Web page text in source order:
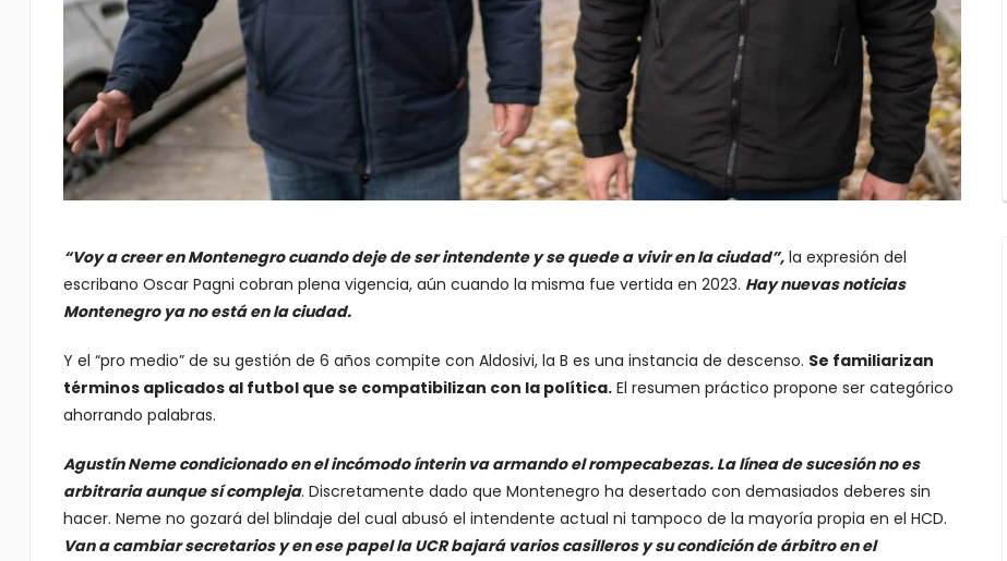
“Voy a creer en Montenegro cuando deje de ser intendente y se quede a vivir en la ciudad”,la expresión del
escribano Oscar Pagni cobran plena vigencia, aún cuando la misma fue vertida en 2023. Hay nuevas noticias
Montenegro ya no está en la ciudad.
Y el “pro medio” de su gestión de 6 años compite con Aldosivi, la B es una instancia de descenso. Se familiarizan
términos aplicados al futbol que se compatibilizan con la política.El resumen práctico propone ser categórico
ahorrando palabras.
Agustín Neme condicionado en el incómodo ínterin va armando el rompecabezas. La línea de sucesión no es
arbitraria aunque sí compleja. Discretamente dado que Montenegro ha desertado con demasiados deberes sin
hacer. Neme no gozará del blindaje del cual abusó el intendente actual ni tampoco de la mayoría propia en el HCD.
Van a cambiar secretarios y en ese papel la UCR bajará varios casilleros y su condición de árbitro en el